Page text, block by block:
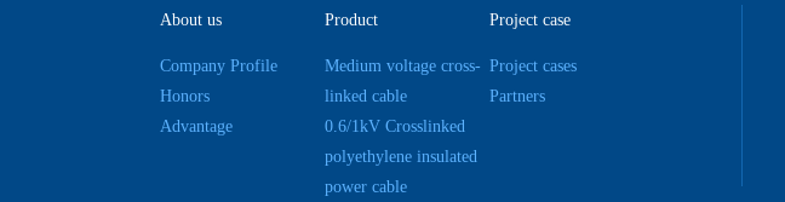
About us
Company Profile
Honors
Advantage
Product
Medium voltage cross-
linked cable
0.6/1kV Crosslinked
polyethylene insulated
power cable
Project case
Project cases
Partners